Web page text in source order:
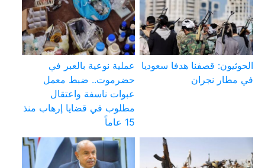
الحوثيون: قصفنا هدفا سعوديا
في مطار نجران
عملية نوعية بالعبر في
حضرموت.. ضبط معمل
عبوات ناسفة واعتقال
مطلوب في قضايا إرهاب منذ
15 عاماً